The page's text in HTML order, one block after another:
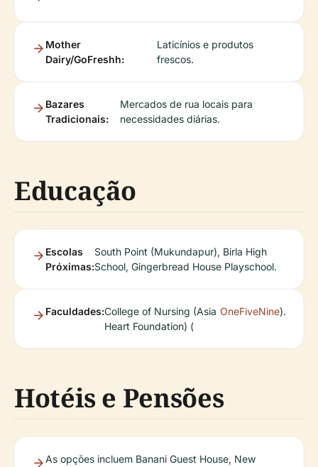
Mother
Dairy/GoFreshh:
Laticínios e produtos
frescos.
Bazares
Tradicionais:
Mercados de rua locais para
necessidades diárias.
Educação
Escolas
Próximas:
South Point (Mukundapur), Birla High
School, Gingerbread House Playschool.
Faculdades:College of Nursing (Asia
Heart Foundation) (
OneFiveNine).
Hotéis e Pensões
As opções incluem Banani Guest House, New